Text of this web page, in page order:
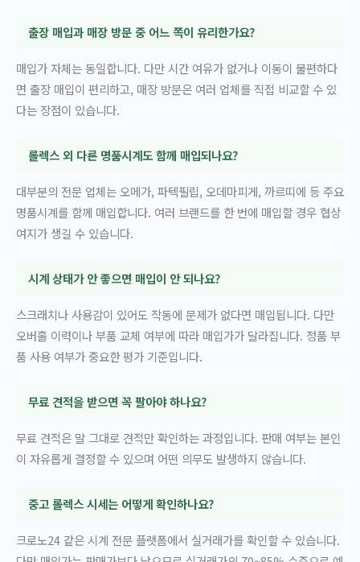
출장 매입과 매장 방문 중 어느 쪽이 유리한가요?
매입가 자체는 동일합니다. 다만 시간 여유가 없거나 이동이 불편하다
면 출장 매입이 편리하고, 매장 방문은 여러 업체를 직접 비교할 수 있
다는 장점이 있습니다.
롤렉스 외 다른 명품시계도 함께 매입되나요?
대부분의 전문 업체는 오메가, 파텍필립, 오데마피게, 까르띠에 등 주요
명품시계를 함께 매입합니다. 여러 브랜드를 한 번에 매입할 경우 협상
여지가 생길 수 있습니다.
시계 상태가 안 좋으면 매입이 안 되나요?
스크래치나 사용감이 있어도 작동에 문제가 없다면 매입됩니다. 다만
오버홀 이력이나 부품 교체 여부에 따라 매입가가 달라집니다. 정품 부
품 사용 여부가 중요한 평가 기준입니다.
무료 견적을 받으면 꼭 팔아야 하나요?
무료 견적은 말 그대로 견적만 확인하는 과정입니다. 판매 여부는 본인
이 자유롭게 결정할 수 있으며 어떤 의무도 발생하지 않습니다.
중고 롤렉스 시세는 어떻게 확인하나요?
크로노24 같은 시계 전문 플랫폼에서 실거래가를 확인할 수 있습니다.